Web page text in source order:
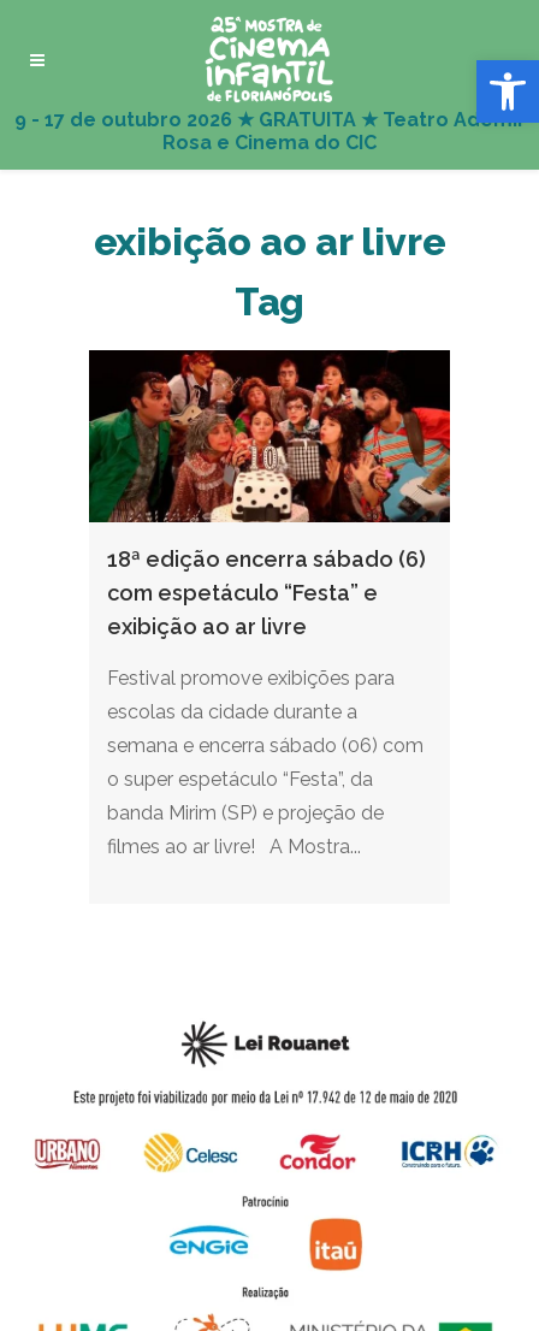
Abrir
exibição ao ar livre
Tag
18ª edição encerra sábado (6)
com espetáculo “Festa” e
exibição ao ar livre
Festival promove exibições para
escolas da cidade durante a
semana e encerra sábado (06) com
o super espetáculo “Festa”, da
banda Mirim (SP) e projeção de
filmes ao ar livre! A Mostra...